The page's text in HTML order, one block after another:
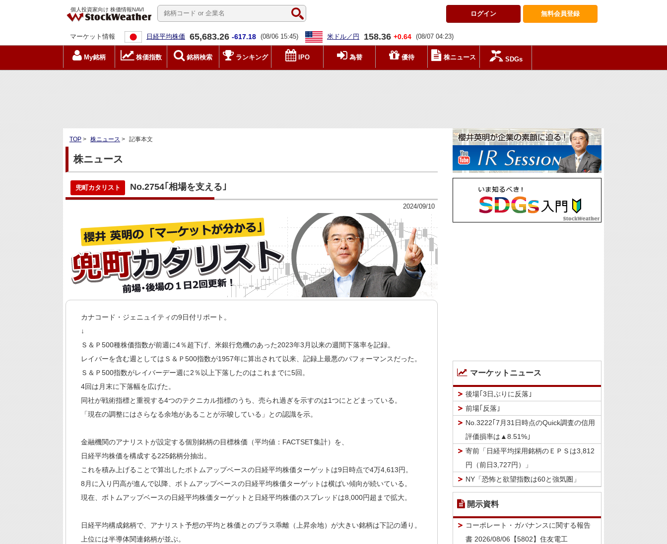
個人投資家向け 株価情報NAVI
無料会員登録
ログイン
マーケット情報 日経平均株価 65,683.26 -617.18 (08/06 15:45) 米ドル／円 158.36 +0.64 (08/07 04:23)
My銘柄 株価指数 銘柄検索 ランキング IPO 為替 優待 株ニュース SDGs
TOP > 株ニュース > 記事本文
株ニュース
No.2754｢相場を支える｣
2024/09/10
カナコード・ジェニュイティの9日付リポート。
↓
Ｓ＆Ｐ500種株価指数が前週に4％超下げ、米銀行危機のあった2023年3月以来の週間下落率を記録。
レイバーを含む週としてはＳ＆Ｐ500指数が1957年に算出されて以来、記録上最悪のパフォーマンスだった。
Ｓ＆Ｐ500指数がレイバーデー週に2％以上下落したのはこれまでに5回。
4回は月末に下落幅を広げた。
同社が戦術指標と重視する4つのテクニカル指標のうち、売られ過ぎを示すのは1つにとどまっている。
「現在の調整にはさらなる余地があることが示唆している」との認識を示。
金融機関のアナリストが設定する個別銘柄の目標株価（平均値：FACTSET集計）を、
日経平均株価を構成する225銘柄分抽出。
これを積み上げることで算出したボトムアップベースの日経平均株価ターゲットは9日時点で4万4,613円。
8月に入り円高が進んで以降、ボトムアップベースの日経平均株価ターゲットは横ばい傾向が続いている。
現在、ボトムアップベースの日経平均株価ターゲットと日経平均株価のスプレッドは8,000円超まで拡大。
日経平均構成銘柄で、アナリスト予想の平均と株価とのプラス乖離（上昇余地）が大きい銘柄は下記の通り。
上位には半導体関連銘柄が並ぶ。
マーケットニュース
後場｢3日ぶりに反落｣
前場｢反落｣
No.3222｢7月31日時点のQuick調査の信用
評価損率は▲8.51%｣
寄前「日経平均採用銘柄のＥＰＳは3,812
円（前日3,727円）」
NY「恐怖と欲望指数は60と強気圏」
開示資料
コーポレート・ガバナンスに関する報告
書 2026/08/06【5802】住友電工